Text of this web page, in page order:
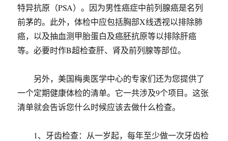
特异抗原（PSA）。因为男性癌症中前列腺癌是名列
前茅的。此外，体检中应包括胸部X线透视以排除肺
癌，以及抽血测甲胎蛋白及癌胚抗原等以排除肝癌
等。必要时作B超检查肝、肾及前列腺等部位。
另外，美国梅奥医学中心的专家们还为您提供了
一个定期健康体检的清单。它一共涉及9个项目。这张
清单就会告诉您什么时候应该去做什么检查。
1、牙齿检查：从一岁起，每年至少做一次牙齿检